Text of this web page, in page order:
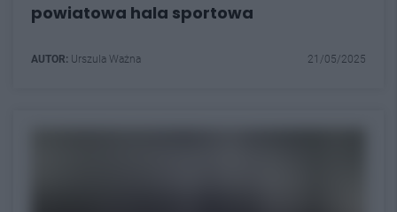
powiatowa hala sportowa
AUTOR: Urszula Ważna 21/05/2025